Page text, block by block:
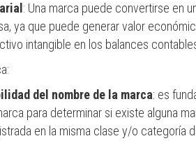
: Una marca puede convertirse en
ya que puede generar valor
intangible en los balances
del nombre de la marca: es
para determinar si existe alguna
en la misma clase y/o categoría